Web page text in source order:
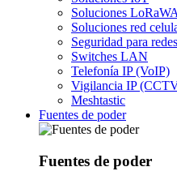
Soluciones
Soluciones red
Seguridad para redes
Switches LAN
Telefonía IP (VoIP)
Vigilancia IP
Meshtastic
Fuentes de poder
Fuentes de poder